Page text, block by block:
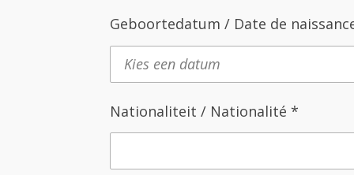
Geboortedatum / Date de
Nationaliteit / Nationalité *